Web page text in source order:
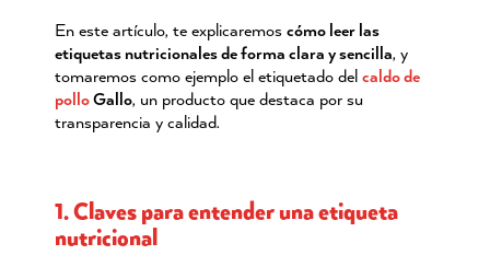
En este artículo, te explicaremos cómo leer las
etiquetas nutricionales de forma clara y sencilla, y
tomaremos como ejemplo el etiquetado delcaldo de
polloGallo, un producto que destaca por su
transparencia y calidad.
1. Claves para entender una etiqueta
nutricional